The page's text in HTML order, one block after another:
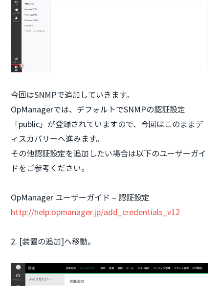
今回はSNMPで追加していきます。
OpManagerでは、デフォルトでSNMPの認証設定
「public」が登録されていますので、今回はこのままデ
ィスカバリーへ進みます。
その他認証設定を追加したい場合は以下のユーザーガイ
ドをご参考ください。
OpManager ユーザーガイド – 認証設定
http://help.opmanager.jp/add_credentials_v12
2. [装置の追加]へ移動。